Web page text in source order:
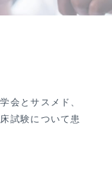
会とサスメド、
試験について患